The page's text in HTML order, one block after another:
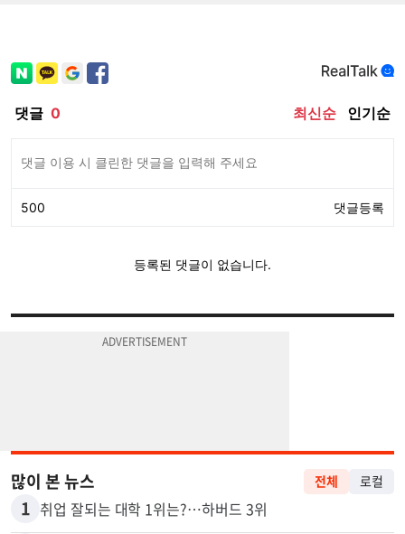
많이 본 뉴스 전체 로컬
1 취업 잘되는 대학 1위는?…하버드 3위